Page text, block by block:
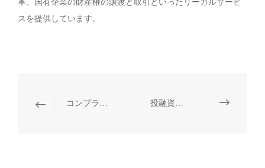
革、国有企業の財産権の譲渡と取引といったリーガルサービ
スを提供しています。
コンプライアンス管理 投融資・M&A・再編と資本市場